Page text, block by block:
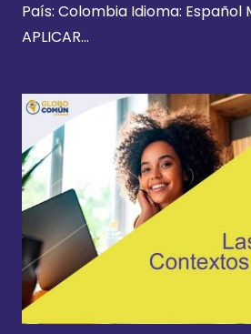
País: Colombia Idioma: Español
APLICAR…